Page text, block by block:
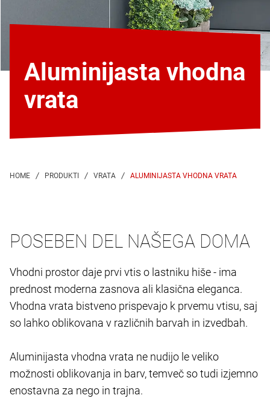
Aluminijasta vhodna
vrata
ALUMINIJASTA VHODNA VRATA
POSEBEN DEL NAŠEGA DOMA
Vhodni prostor daje prvi vtis o lastniku hiše - ima
prednost moderna zasnova ali klasična eleganca.
Vhodna vrata bistveno prispevajo k prvemu vtisu, saj
so lahko oblikovana v različnih barvah in izvedbah.
Aluminijasta vhodna vrata ne nudijo le veliko
možnosti oblikovanja in barv, temveč so tudi izjemno
enostavna za nego in trajna.